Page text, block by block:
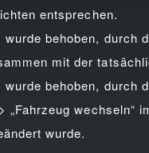
entsprechen.
behoben, durch
mit der
behoben, durch
„Fahrzeug
wurde.